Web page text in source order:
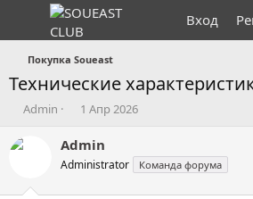
Вход
Покупка Soueast
Технические
А
т
т
Admin
Д
т
а
н
1 Апр 2026
Admin
Administrator Команда форума